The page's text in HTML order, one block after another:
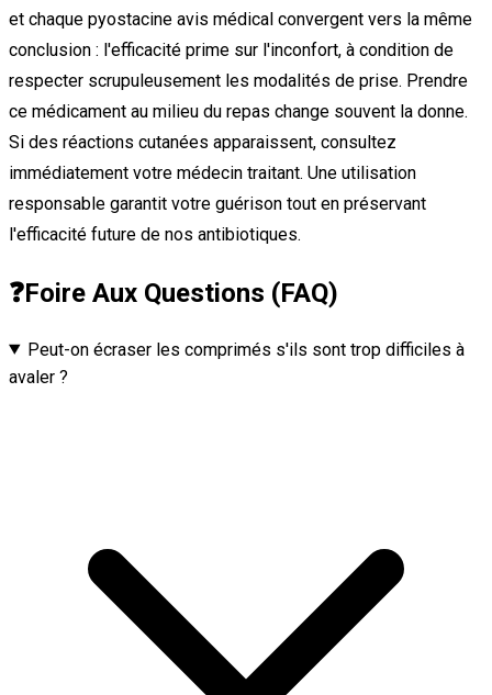
et chaque pyostacine avis médical convergent vers la même
conclusion : l'efficacité prime sur l'inconfort, à condition de
respecter scrupuleusement les modalités de prise. Prendre
ce médicament au milieu du repas change souvent la donne.
Si des réactions cutanées apparaissent, consultez
immédiatement votre médecin traitant. Une utilisation
responsable garantit votre guérison tout en préservant
l'efficacité future de nos antibiotiques.
❓Foire Aux Questions (FAQ)
Peut-on écraser les comprimés s'ils sont trop difficiles à
avaler ?